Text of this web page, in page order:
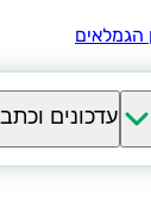
עדכונים